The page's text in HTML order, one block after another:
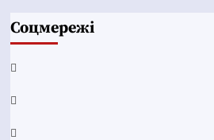
Соцмережі
Facebook
YouTube
Telegram